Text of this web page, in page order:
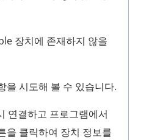
장치에 존재하지 않을
을 시도해 볼 수 있습니다.
연결하고 프로그램에서
을 클릭하여 장치 정보를